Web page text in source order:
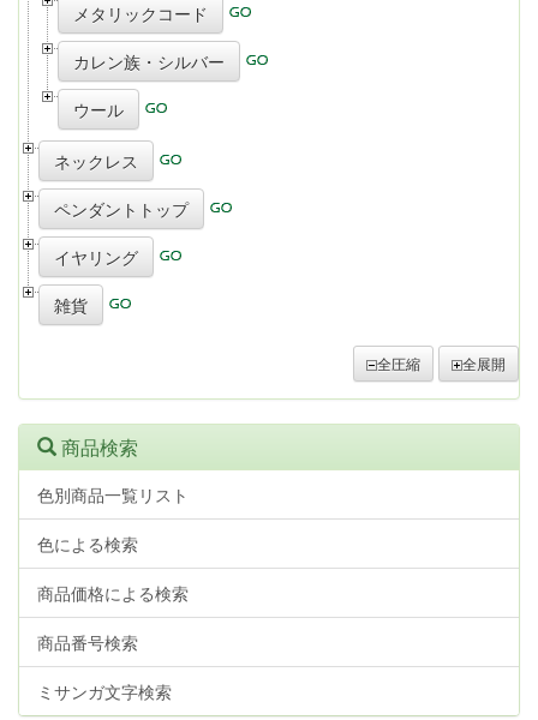
メタリックコード
カレン族・シルバー
ウール
ネックレス
ペンダントトップ
イヤリング
雑貨
全圧縮 全展開
商品検索
色別商品一覧リスト
色による検索
商品価格による検索
商品番号検索
ミサンガ文字検索